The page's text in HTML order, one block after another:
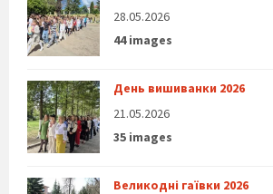
28.05.2026
44 images
День вишиванки 2026
21.05.2026
35 images
Великодні гаївки 2026